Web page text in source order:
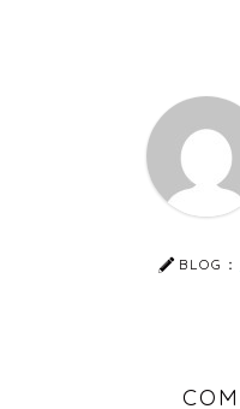
BLOG：